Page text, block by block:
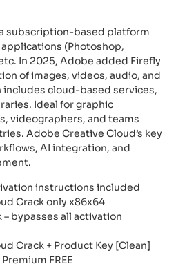
subscription-based platform
(Photoshop,
In 2025, Adobe added Firefly
of images, videos, audio, and
cloud-based services,
Ideal for graphic
videographers, and teams
Adobe Creative Cloud’s key
AI integration, and
instructions included
Crack only x86x64
bypasses all activation
Crack + Product Key [Clean]
FREE